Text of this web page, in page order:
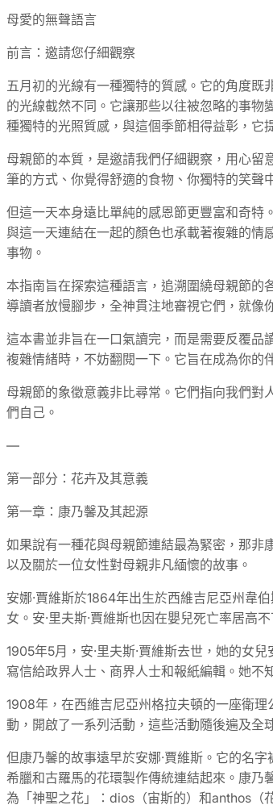
母愛的無聲語言
前言：邀請您仔細觀察
五月初的光線有一種獨特的質感。它的角度
的光線截然不同。它讓那些以往被忽略的事
種獨特的光照質感，與這個季節相得益彰，它
母親節的本質，是邀請我們仔細觀察，用心
筆的方式、你覺得舒適的食物、你獨特的笑聲
但這一天本身遠比單純的感恩節更豐富和奇特
與這一天連結在一起的顏色也承載著複雜的
事物。
本指南旨在探索這種語言，追溯圍繞母親節
導讀者放慢腳步，全神貫注地審視它們，就像
這本書並非旨在一口氣讀完，而是需要反覆品
複雜情緒時，不妨翻閱一下。它旨在成為你的
母親節的象徵意義非比尋常。它們指向我們
們自己。
—
第一部分：花卉及其意義
第一章：康乃馨及其起源
如果說有一種花與母親節連結最為緊密，那非
以及關於一位女性對母親非凡緬懷的故事。
安娜·賈維斯於1864年出生於西維吉尼亞州韋
女。安·里夫斯·賈維斯也因在嬰兒死亡率居高
1905年5月，安·里夫斯·賈維斯去世，她的女
寫信給政界人士、商界人士和報紙編輯。她不
1908年，在西維吉尼亞州格拉夫頓的一座衛
動，開啟了一系列活動，這些活動隨後遍及全
但康乃馨的故事遠早於安娜·賈維斯。它的名
希臘和古羅馬的花環製作傳統連結起來。康
為「神聖之花」：dios（宙斯的）和anthos（